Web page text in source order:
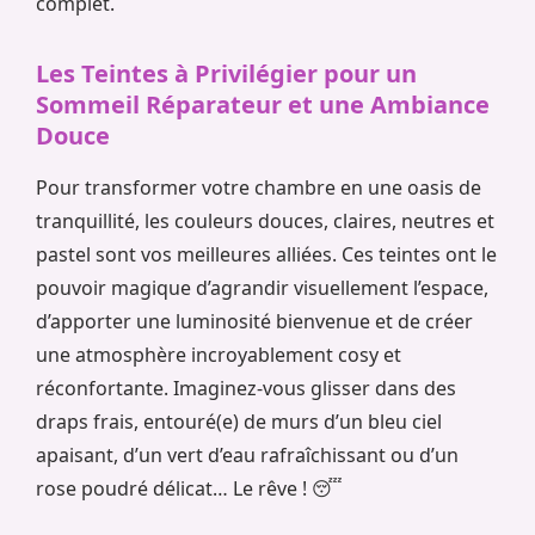
Les Teintes à Privilégier pour un
Sommeil Réparateur et une Ambiance
Douce
Pour transformer votre chambre en une oasis de
tranquillité, les couleurs douces, claires, neutres et
pastel sont vos meilleures alliées. Ces teintes ont le
pouvoir magique d’agrandir visuellement l’espace,
d’apporter une luminosité bienvenue et de créer
une atmosphère incroyablement cosy et
réconfortante. Imaginez-vous glisser dans des
draps frais, entouré(e) de murs d’un bleu ciel
apaisant, d’un vert d’eau rafraîchissant ou d’un
rose poudré délicat… Le rêve ! 😴